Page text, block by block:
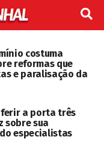
costuma
reformas que
e paralisação da
a porta três
sobre sua
especialistas